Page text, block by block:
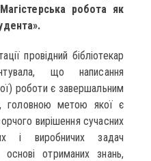
робота як
провідний бібліотекар
що написання
роботи є завершальним
головною метою якої є
вирішення сучасних
і виробничих задач
отриманих знань,